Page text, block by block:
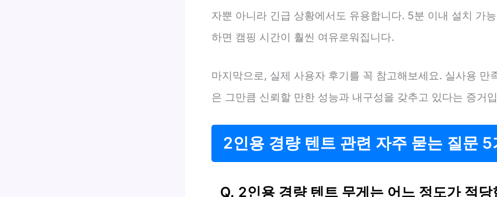
자뿐 아니라 긴급 상황에서도 유용합니다. 5분 이내 설치 가
하면 캠핑 시간이 훨씬 여유로워집니다.
마지막으로, 실제 사용자 후기를 꼭 참고해보세요. 실사용 만
은 그만큼 신뢰할 만한 성능과 내구성을 갖추고 있다는 증거
2인용 경량 텐트 관련 자주 묻는 질문 5
Q. 2인용 경량 텐트 무게는 어느 정도가 적당